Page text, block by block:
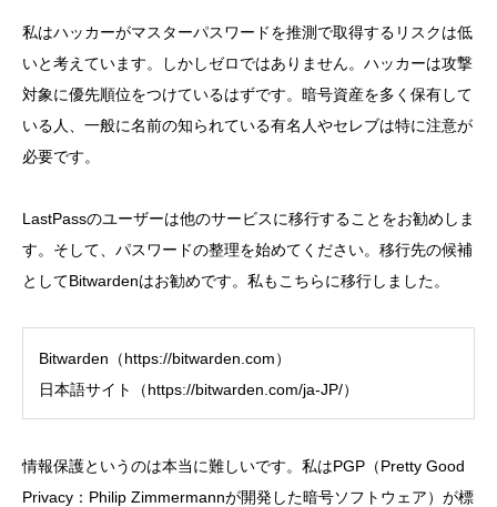
私はハッカーがマスターパスワードを推測で取得するリスクは低
いと考えています。しかしゼロではありません。ハッカーは攻撃
対象に優先順位をつけているはずです。暗号資産を多く保有して
いる人、一般に名前の知られている有名人やセレブは特に注意が
必要です。
LastPassのユーザーは他のサービスに移行することをお勧めしま
す。そして、パスワードの整理を始めてください。移行先の候補
としてBitwardenはお勧めです。私もこちらに移行しました。
Bitwarden（https://bitwarden.com）
日本語サイト（https://bitwarden.com/ja-JP/）
情報保護というのは本当に難しいです。私はPGP（Pretty Good
Privacy：Philip Zimmermannが開発した暗号ソフトウェア）が標